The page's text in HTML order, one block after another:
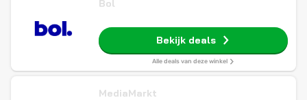
Bol
Bekijk deals
Alle deals van deze winkel
MediaMarkt